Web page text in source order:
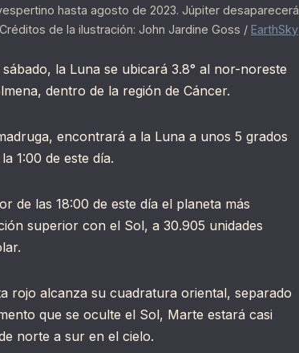
hasta agosto de 2023. Júpiter desaparecerá
de la ilustración: John Jardine Goss / EarthSky
la Luna se ubicará 3.8° al nor-noreste
dentro de la región de Cáncer.
encontrará a la Luna a unos 5 grados
1:00 de este día.
de las 18:00 de este día el planeta más
superior con el Sol, a 30.905 unidades
rojo alcanza su cuadratura oriental, separado
que se oculte el Sol, Marte estará casi
norte a sur en el cielo.